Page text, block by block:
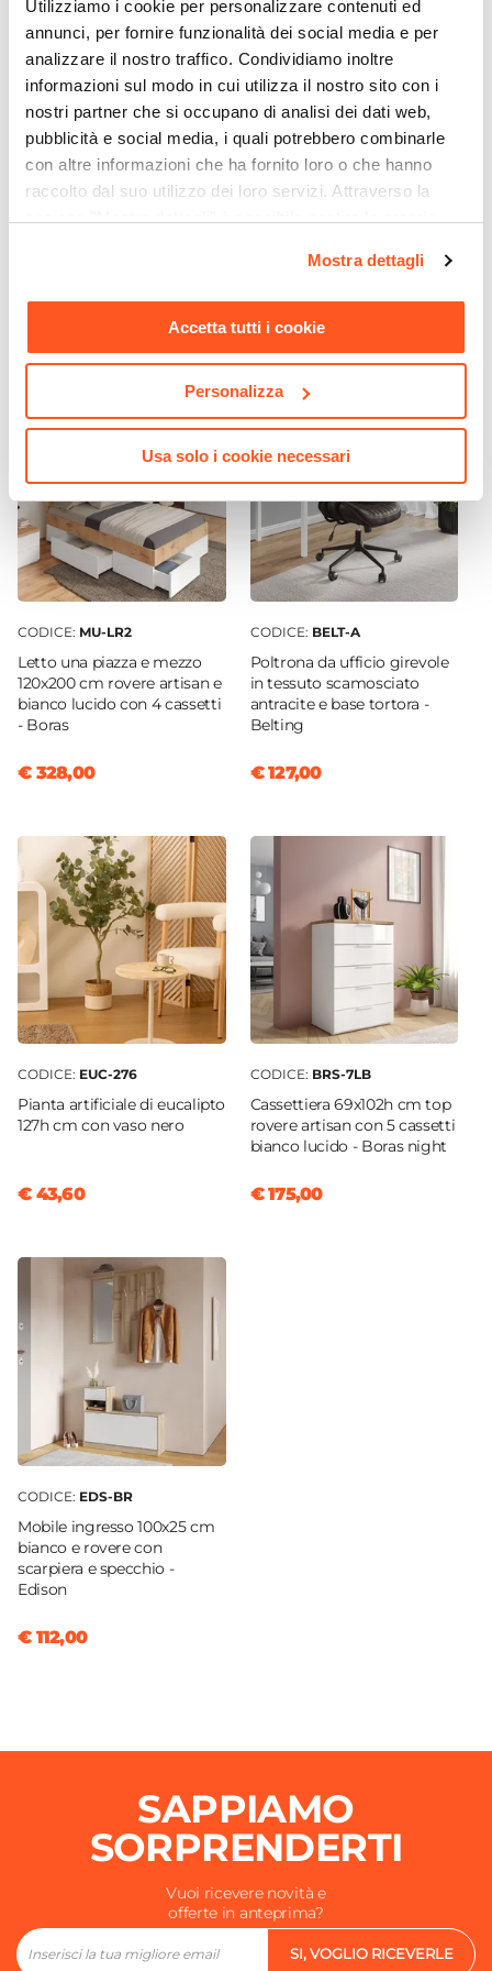
Utilizziamo i cookie per personalizzare contenuti ed
annunci, per fornire funzionalità dei social media e per
analizzare il nostro traffico. Condividiamo inoltre
informazioni sul modo in cui utilizza il nostro sito con i
nostri partner che si occupano di analisi dei dati web,
pubblicità e social media, i quali potrebbero combinarle
con altre informazioni che ha fornito loro o che hanno
raccolto dal suo utilizzo dei loro servizi. Attraverso la
momento. Per maggiori informazioni si invita a leggere la
Mostra dettagli
Accetta tutti i cookie
Personalizza
Usa solo i cookie necessari
Antigraffio|Antiurto
Assemblato
No
due cassetti in rovere e
€ 82,00
CODICE: MU-LR2
Letto una piazza e mezzo
120x200 cm rovere artisan e
bianco lucido con 4 cassetti
- Boras
€ 328,00
CODICE: BELT-A
Poltrona da ufficio girevole
in tessuto scamosciato
antracite e base tortora -
Belting
€ 127,00
CODICE: EUC-276
Pianta artificiale di eucalipto
127h cm con vaso nero
€ 43,60
CODICE: BRS-7LB
Cassettiera 69x102h cm top
rovere artisan con 5 cassetti
bianco lucido - Boras night
€ 175,00
CODICE: EDS-BR
Mobile ingresso 100x25 cm
bianco e rovere con
scarpiera e specchio -
Edison
€ 112,00
SAPPIAMO
SORPRENDERTI
Vuoi ricevere novità e
offerte in anteprima?
SI, VOGLIO RICEVERLE